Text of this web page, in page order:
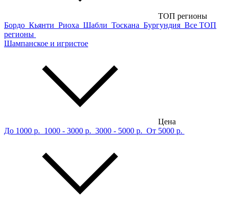
ТОП регионы
Бордо Кьянти Риоха Шабли Тоскана Бургундия Все ТОП
регионы
Шампанское и игристое
Цена
До 1000 р. 1000 - 3000 р. 3000 - 5000 р. От 5000 р.